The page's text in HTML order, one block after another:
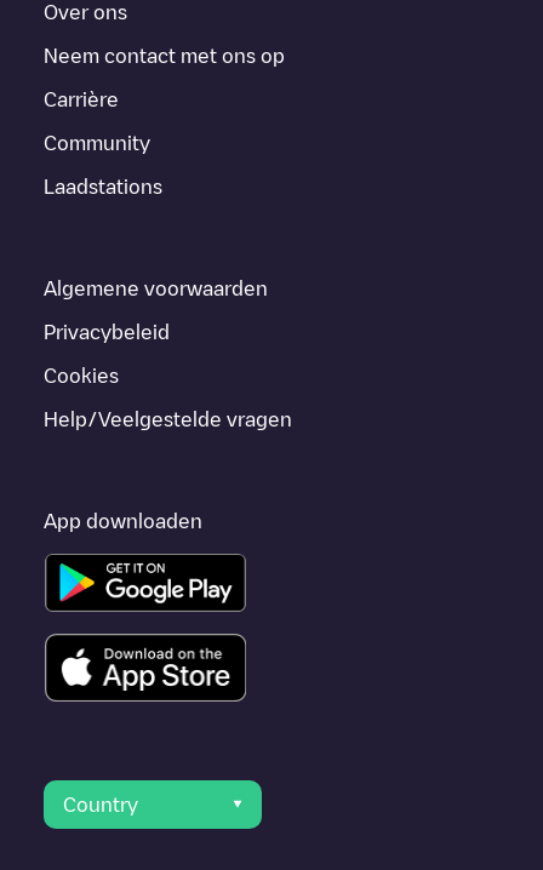
Over ons
Neem contact met ons op
Carrière
Community
Laadstations
Algemene voorwaarden
Privacybeleid
Cookies
Help/Veelgestelde vragen
App downloaden
Country